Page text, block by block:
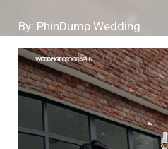
By: PhinDump Wedding